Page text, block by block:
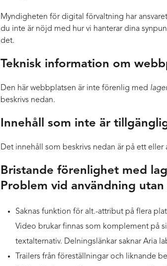
Myndigheten för digital förvaltning har
du inte är nöjd med hur vi hanterar dina
det.
Teknisk information om
Den här webbplatsen är inte förenlig med
beskrivs nedan.
Innehåll som inte är
Det innehåll som beskrivs nedan är på ett
Bristande förenlighet med
Problem vid användning utan
Saknas funktion för alt.-attribut på flera
Video brukar finnas som komplement på
textalternativ. Delningslänkar saknar Aria
Trailers från föreställningar och liknande